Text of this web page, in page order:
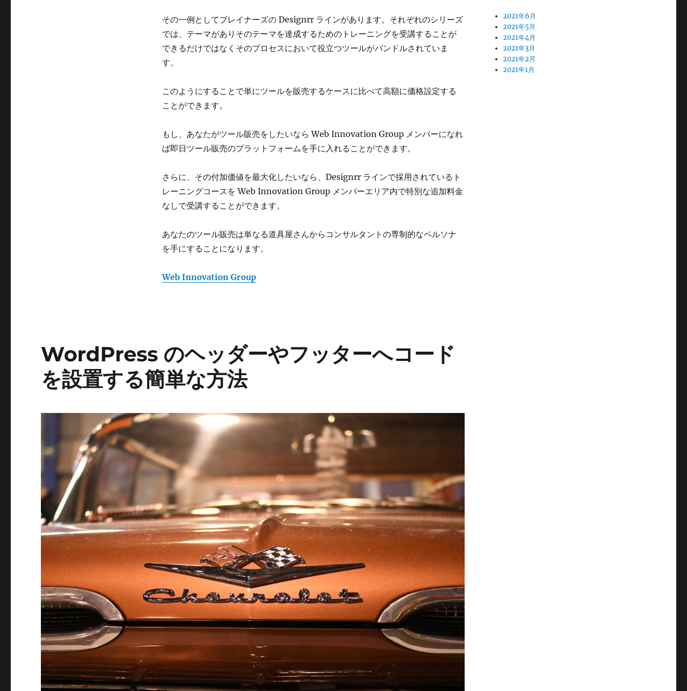
その一例としてブレイナーズの Designrr ラインがあります。それぞれのシリーズ
では、テーマがありそのテーマを達成するためのトレーニングを受講することが
できるだけではなくそのプロセスにおいて役立つツールがバンドルされていま
す。
このようにすることで単にツールを販売するケースに比べて高額に価格設定する
ことができます。
もし、あなたがツール販売をしたいなら Web Innovation Group メンバーになれ
ば即日ツール販売のプラットフォームを手に入れることができます。
さらに、その付加価値を最大化したいなら、Designrr ラインで採用されているト
レーニングコースを Web Innovation Group メンバーエリア内で特別な追加料金
なしで受講することができます。
あなたのツール販売は単なる道具屋さんからコンサルタントの専制的なペルソナ
を手にすることになります。
Web Innovation Group
WordPress のヘッダーやフッターへコード
を設置する簡単な方法
2021年6月
2021年5月
2021年4月
2021年3月
2021年2月
2021年1月